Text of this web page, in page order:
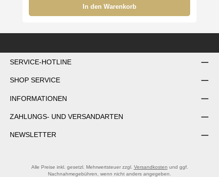
In den Warenkorb
SERVICE-HOTLINE
SHOP SERVICE
INFORMATIONEN
ZAHLUNGS- UND VERSANDARTEN
NEWSLETTER
Alle Preise inkl. gesetzl. Mehrwertsteuer zzgl. Versandkosten und ggf.
Nachnahmegebühren, wenn nicht anders angegeben.